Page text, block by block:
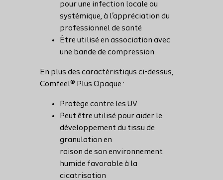
pour une infection locale ou
systémique, à l'appréciation du
professionnel de santé
Être utilisé en association avec
une bande de compression
En plus des caractéristiqus ci-dessus,
Comfeel® Plus Opaque :
Protège contre les UV
Peut être utilisé pour aider le
développement du tissu de
granulation en
raison de son environnement
humide favorable à la
cicatrisation